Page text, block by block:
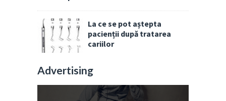
La ce se pot aștepta
pacienții după tratarea
cariilor
Advertising